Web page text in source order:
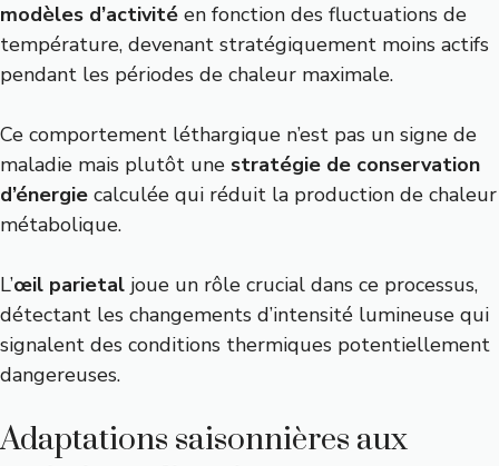
modèles d’activité en fonction des fluctuations de
température, devenant stratégiquement moins actifs
pendant les périodes de chaleur maximale.
Ce comportement léthargique n’est pas un signe de
maladie mais plutôt une stratégie de conservation
d’énergie calculée qui réduit la production de chaleur
métabolique.
L’œil parietal joue un rôle crucial dans ce processus,
détectant les changements d’intensité lumineuse qui
signalent des conditions thermiques potentiellement
dangereuses.
Adaptations saisonnières aux